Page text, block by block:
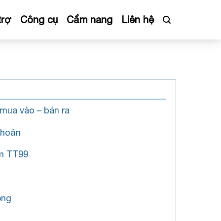
Công cụ Cẩm nang Liên hệ
vào – bán ra
TT99